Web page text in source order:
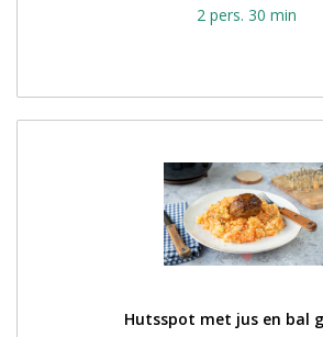
2 pers. 30 min
Hutsspot met jus en bal